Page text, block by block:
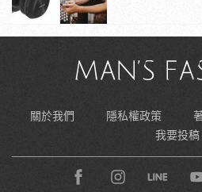
關於我們 隱私權政策
我要投稿